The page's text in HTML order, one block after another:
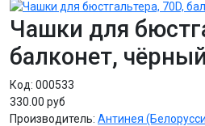
Чашки для
балконет,
Код: 000533
330.00 руб
Производитель: Антинея